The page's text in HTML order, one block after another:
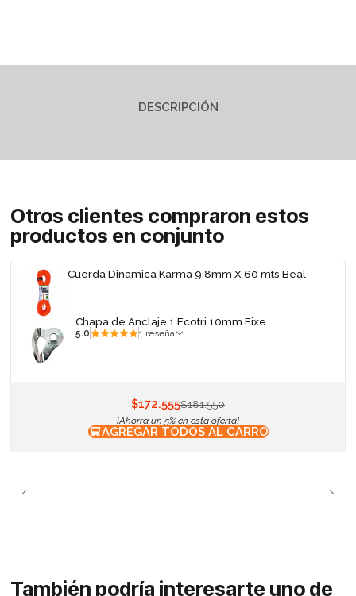
DESCRIPCIÓN
Otros clientes compraron estos
productos en conjunto
Cuerda Dinamica Karma 9,8mm X 60 mts Beal
Chapa de Anclaje 1 Ecotri 10mm Fixe
5.0 1 reseña
$172.555$181.550
¡Ahorra un 5% en esta oferta!
AGREGAR TODOS AL CARRO
También podría interesarte uno de